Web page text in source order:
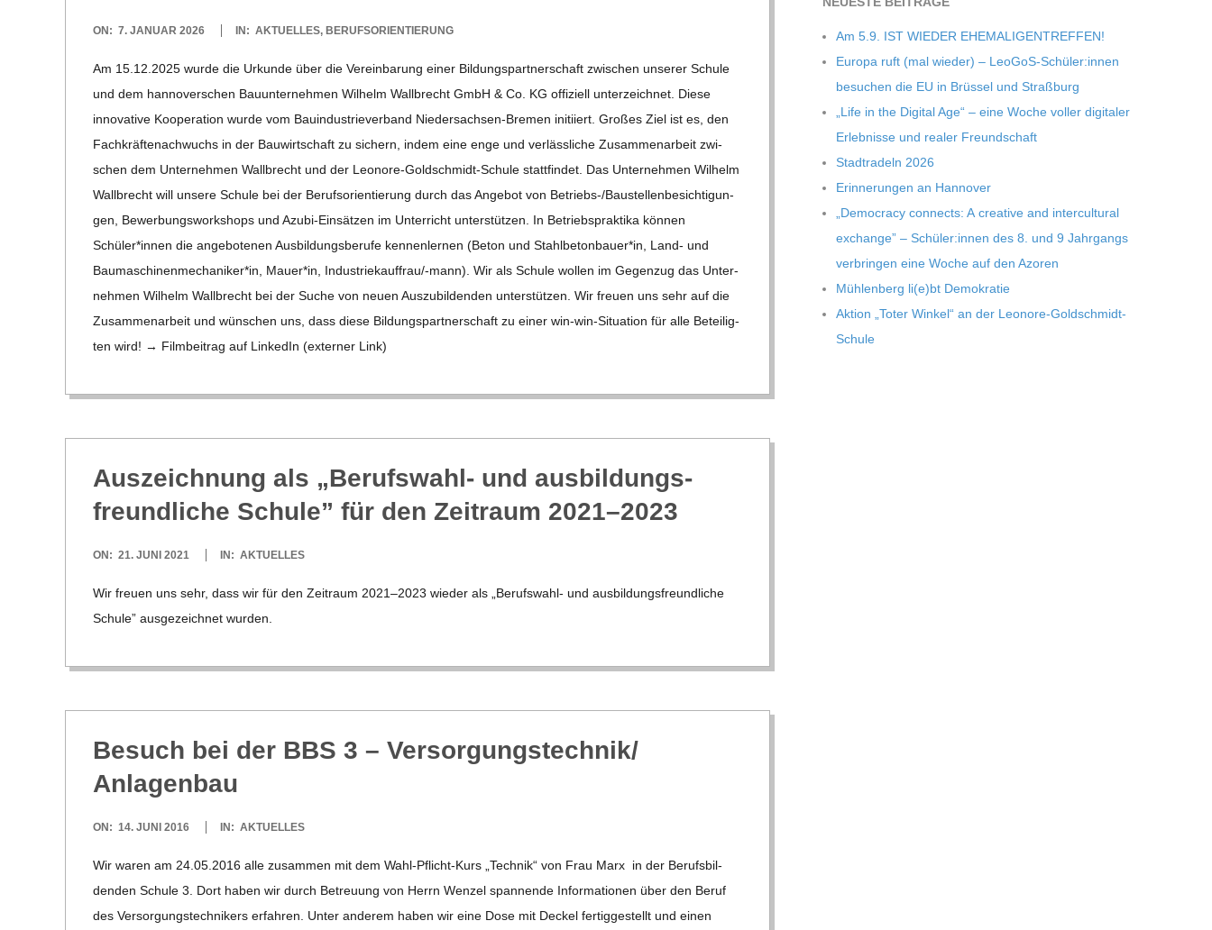
E
G
O
L
D
S
C
H
M
D
T
-
S
C
H
U
L
2026-
ON: 7. JANUAR 2026 IN: AKTUELLES, BERUFSORIENTIERUNG
Am 15.12.2025 wurde die Urkunde über die Ver­ein­ba­rung einer Bil­dungs­part­ner­schaft zwi­schen unse­rer Schule
und dem han­no­ver­schen Bau­un­ter­neh­men Wil­helm Wall­brecht GmbH & Co. KG offi­zi­ell unter­zeich­net. Diese
inno­va­tive Koope­ra­tion wurde vom Bau­in­dus­trie­ver­band Nie­­der­­sach­­sen-Bre­­men initi­iert. Gro­ßes Ziel ist es, den
Fach­kräf­te­nach­wuchs in der Bau­wirt­schaft zu sichern, indem eine enge und ver­läss­li­che Zusam­men­ar­beit zwi­
schen dem Unter­neh­men Wall­brecht und der Leo­­nore-Gol­d­­schmidt-Schule statt­fin­det. Das Unter­neh­men Wil­helm
Wall­brecht will unsere Schule bei der Berufs­ori­en­tie­rung durch das Ange­bot von Betriebs-/Bau­s­tel­­len­­be­­sich­­ti­­gun­­
gen, Bewer­bungs­work­shops und Azubi-Ein­­sä­t­­zen im Unter­richt unter­stüt­zen. In Betriebs­prak­tika kön­nen
Schüler*innen die ange­bo­te­nen Aus­bil­dungs­be­rufe ken­nen­ler­nen (Beton und Stahlbetonbauer*in, Land- und
Baumaschinenmechaniker*in, Mauer*in, Indus­­trie­­kauf­frau/-mann). Wir als Schule wol­len im Gegen­zug das Unter­
neh­men Wil­helm Wall­brecht bei der Suche von neuen Aus­zu­bil­den­den unter­stüt­zen. Wir freuen uns sehr auf die
Zusam­men­ar­beit und wün­schen uns, dass diese Bil­dungs­part­ner­schaft zu einer win-win-Situa­­tion für alle Betei­lig­
ten wird! → Film­bei­trag auf Lin­ke­dIn (exter­ner Link)
Aus­zeich­nung als „Berufs­wahl- und aus­bil­dungs­
freund­li­che Schule” für den Zeit­raum 2021–2023
2021-
ON: 21. JUNI 2021 IN: AKTUELLES
Wir freuen uns sehr, dass wir für den Zeit­raum 2021–2023 wie­der als „Berufs­­­wahl- und aus­bil­dungs­freund­li­che
Schule” aus­ge­zeich­net wur­den.
Besuch bei der BBS 3 – Versorgungstechnik/​
Anlagenbau
2016-
ON: 14. JUNI 2016 IN: AKTUELLES
Wir waren am 24.05.2016 alle zusam­men mit dem Wahl-Pflicht-Kurs „Tech­nik“ von Frau Marx in der Berufs­bil­
den­den Schule 3. Dort haben wir durch Betreu­ung von Herrn Wen­zel span­nende Informa­tionen über den Beruf
des Ver­sor­gungs­tech­ni­kers erfah­ren. Unter ande­rem haben wir eine Dose mit Deckel fer­tig­ge­stellt und einen
Am 5.9. IST WIEDER EHEMALIGENTREFFEN!
Europa ruft (mal wie­der) – LeoGoS-Schüler:innen
besu­chen die EU in Brüs­sel und Straßburg
„Life in the Digi­tal Age“ – eine Woche vol­ler digi­ta­ler
Erleb­nisse und rea­ler Freundschaft
Stadt­ra­deln 2026
Erin­ne­run­gen an Hannover
„Demo­cracy con­nects: A crea­tive and inter­cul­tu­ral
exch­ange” – Schüler:innen des 8. und 9 Jahr­gangs
ver­brin­gen eine Woche auf den Azoren
Müh­len­berg li(e)bt Demokratie
Aktion „Toter Win­kel“ an der Leonore-Goldschmidt-
Schule